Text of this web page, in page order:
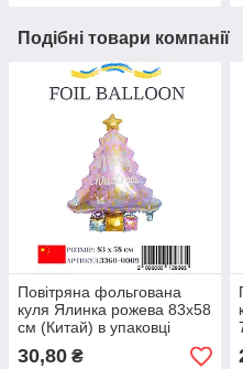
Подібні товари компанії
Повітряна фольгована
куля Ялинка рожева 83х58
см (Китай) в упаковці
30,80 ₴